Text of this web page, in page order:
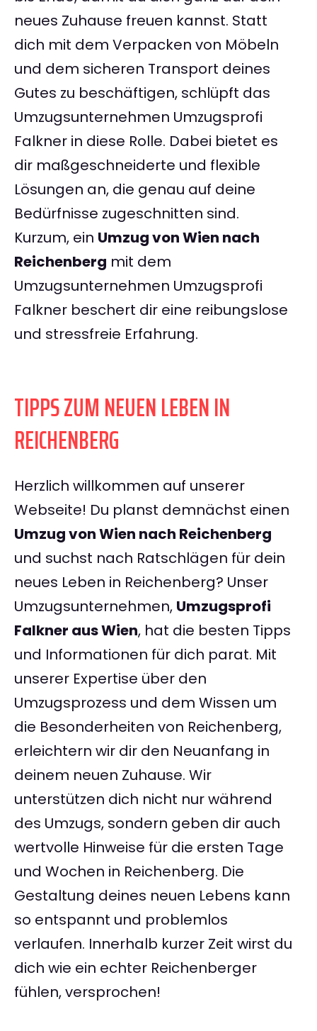
neues Zuhause freuen kannst. Statt
dich mit dem Verpacken von Möbeln
und dem sicheren Transport deines
Gutes zu beschäftigen, schlüpft das
Umzugsunternehmen Umzugsprofi
Falkner in diese Rolle. Dabei bietet es
dir maßgeschneiderte und flexible
Lösungen an, die genau auf deine
Bedürfnisse zugeschnitten sind.
Kurzum, ein Umzug von Wien nach
Reichenberg mit dem
Umzugsunternehmen Umzugsprofi
Falkner beschert dir eine reibungslose
und stressfreie Erfahrung.
TIPPS ZUM NEUEN LEBEN IN
REICHENBERG
Herzlich willkommen auf unserer
Webseite! Du planst demnächst einen
Umzug von Wien nach Reichenberg
und suchst nach Ratschlägen für dein
neues Leben in Reichenberg? Unser
Umzugsunternehmen, Umzugsprofi
Falkner aus Wien, hat die besten Tipps
und Informationen für dich parat. Mit
unserer Expertise über den
Umzugsprozess und dem Wissen um
die Besonderheiten von Reichenberg,
erleichtern wir dir den Neuanfang in
deinem neuen Zuhause. Wir
unterstützen dich nicht nur während
des Umzugs, sondern geben dir auch
wertvolle Hinweise für die ersten Tage
und Wochen in Reichenberg. Die
Gestaltung deines neuen Lebens kann
so entspannt und problemlos
verlaufen. Innerhalb kurzer Zeit wirst du
dich wie ein echter Reichenberger
fühlen, versprochen!